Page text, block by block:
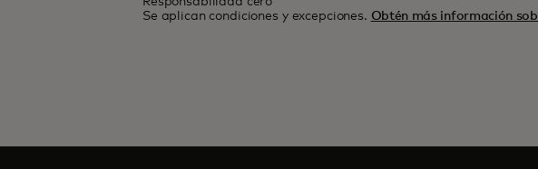
Se aplican condiciones y excepciones. Obtén más información